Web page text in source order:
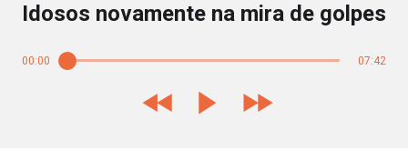
Idosos novamente na mira de golpes
00:00 07:42